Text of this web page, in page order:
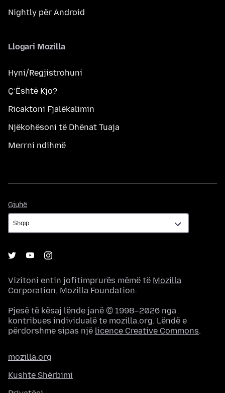
Nightly për Android
Llogari Mozilla
Hyni/Regjistrohuni
Ç’Është Kjo?
Ricaktoni Fjalëkalimin
Njëkohësoni të Dhënat Tuaja
Merrni ndihmë
Gjuhë
Vizitoni entin jofitimprurës mëmë të Mozilla
Corporation, Mozilla Foundation.
Pjesë të kësaj lënde janë © 1998–2026 nga
kontribues individualë te mozilla.org. Lëndë e
përdorshme sipas një licence Creative Commons.
mozilla.org
Kushte Shërbimi